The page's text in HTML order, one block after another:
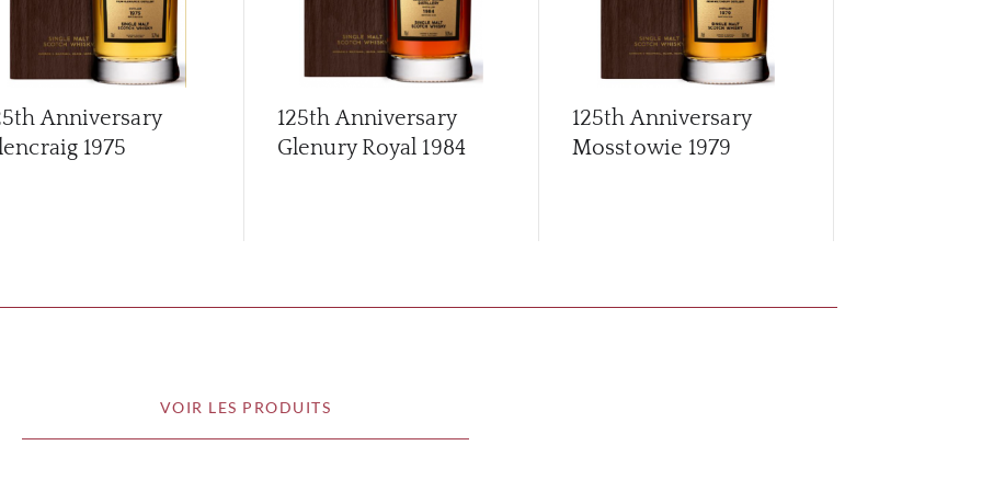
Anniversary
1975
125th Anniversary
Glenury Royal 1984
125th Anniversary
Mosstowie 1979
VOIR LES PRODUITS